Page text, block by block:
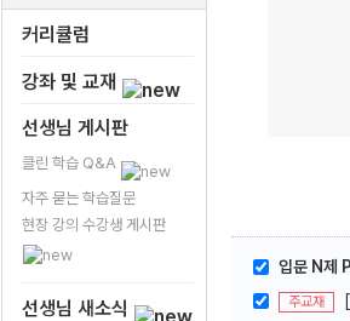
커리큘럼
강좌 및 교재
선생님 게시판
클린 학습 Q&A
자주 묻는 학습질문
현장 강의 수강생 게시판
선생님 새소식
입문 N제
주교재